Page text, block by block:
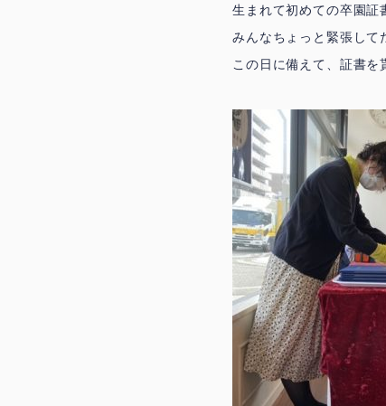
生まれて初めての卒園証
みんなちょっと緊張して
この日に備えて、証書を